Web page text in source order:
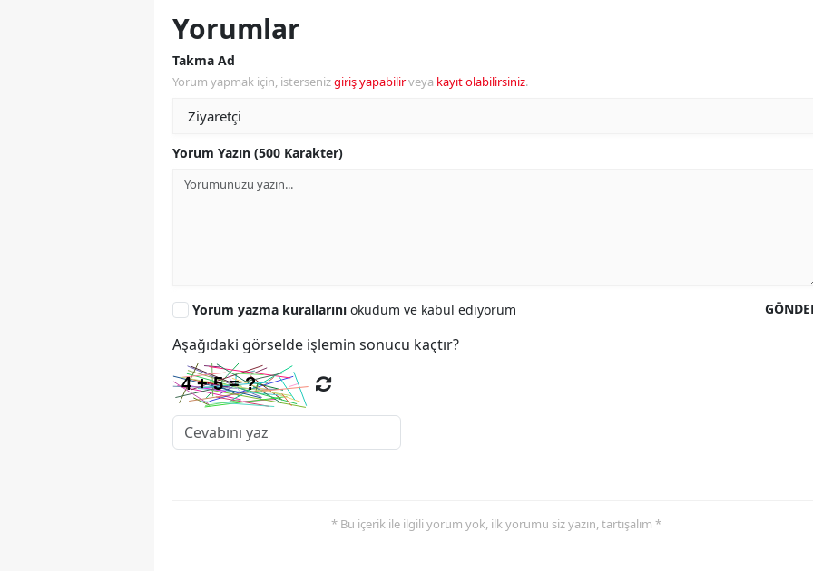
Yorumlar
Takma Ad
Yorum yapmak için, istersenizgiriş yapabilirveya kayıt olabilirsiniz.
Yorum Yazın (500 Karakter)
Yorum yazma kurallarını okudum ve kabul ediyorum
Aşağıdaki görselde işlemin sonucu kaçtır?
* Bu içerik ile ilgili yorum yok, ilk yorumu siz yazın, tartışalım *